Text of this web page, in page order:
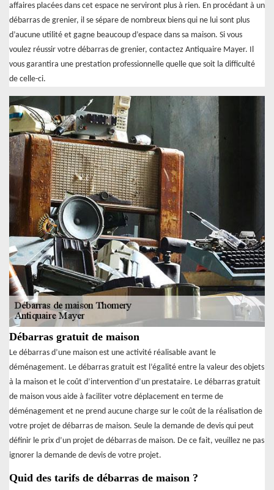
affaires placées dans cet espace ne serviront plus à rien. En procédant à un
débarras de grenier, il se sépare de nombreux biens qui ne lui sont plus
d’aucune utilité et gagne beaucoup d’espace dans sa maison. Si vous
voulez réussir votre débarras de grenier, contactez Antiquaire Mayer. Il
vous garantira une prestation professionnelle quelle que soit la difficulté
de celle-ci.
Débarras gratuit de maison
Le débarras d’une maison est une activité réalisable avant le
déménagement. Le débarras gratuit est l’égalité entre la valeur des objets
à la maison et le coût d’intervention d’un prestataire. Le débarras gratuit
de maison vous aide à faciliter votre déplacement en terme de
déménagement et ne prend aucune charge sur le coût de la réalisation de
votre projet de débarras de maison. Seule la demande de devis qui peut
définir le prix d’un projet de débarras de maison. De ce fait, veuillez ne pas
ignorer la demande de devis de votre projet.
Quid des tarifs de débarras de maison ?